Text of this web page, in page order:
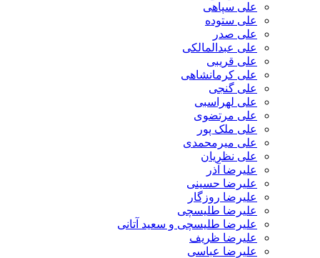
علی سپاهی
علی ستوده
علی صدر
علی عبدالمالکی
علی قریبی
علی کرمانشاهی
علی گنجی
علی لهراسبی
علی مرتضوی
علی ملک پور
علی میرمحمدی
علی نظریان
علیرضا آذر
علیرضا حسینی
علیرضا روزگار
علیرضا طلیسچی
علیرضا طلیسچی و سعید آتانی
علیرضا ظریف
علیرضا عباسی